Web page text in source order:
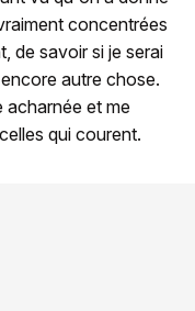
concentrées
de savoir si je serai
autre chose.
acharnée et me
qui courent.